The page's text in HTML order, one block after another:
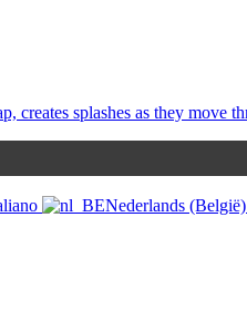
Nederlands (België)